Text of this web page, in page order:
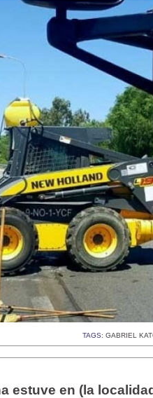
TAGS:GABRIEL
estuve en (la